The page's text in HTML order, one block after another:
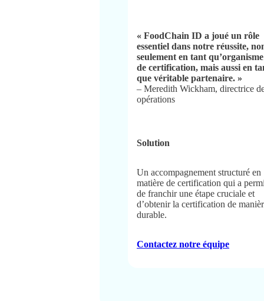
« FoodChain ID a joué un rôle
essentiel dans notre réussite,
seulement en tant qu’organisme
de certification, mais aussi en
que véritable partenaire. »
– Meredith Wickham, directrice
opérations
Solution
Un accompagnement structuré en
matière de certification qui a
de franchir une étape cruciale et
d’obtenir la certification de
durable.
Contactez notre équipe